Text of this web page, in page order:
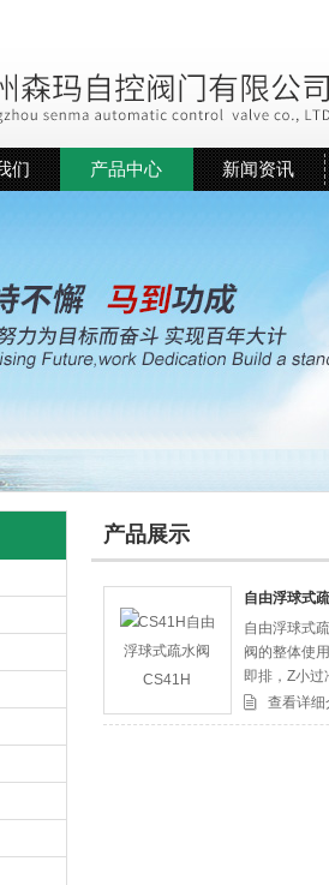
有限公司
们 产品中心 新闻资讯
产品展示
自由浮球式
自由浮球式
阀的整体使
即排，Z小
由浮球式蒸
查看详细